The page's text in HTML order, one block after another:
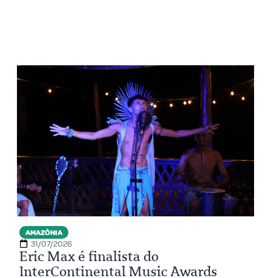
AMAZÔNIA
31/07/2026
Eric Max é finalista do
InterContinental Music Awards